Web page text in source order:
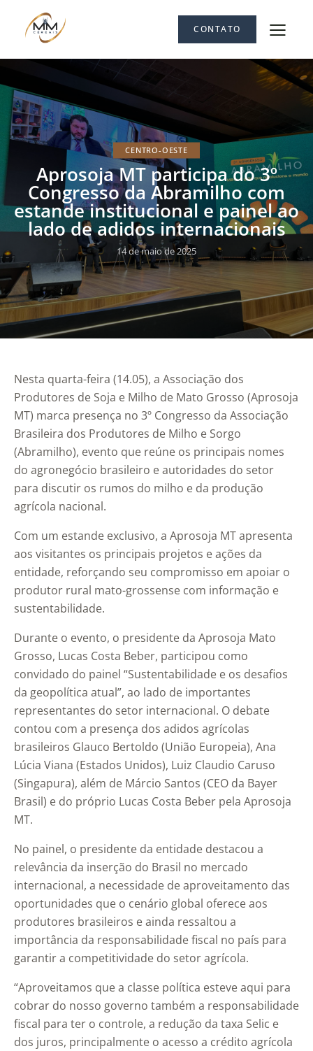
CONTATO
CENTRO-OESTE
Aprosoja MT participa do 3º
Congresso da Abramilho com
estande institucional e painel ao
lado de adidos internacionais
14 de maio de 2025
Nesta quarta-feira (14.05), a Associação dos
Produtores de Soja e Milho de Mato Grosso (Aprosoja
MT) marca presença no 3º Congresso da Associação
Brasileira dos Produtores de Milho e Sorgo
(Abramilho), evento que reúne os principais nomes
do agronegócio brasileiro e autoridades do setor
para discutir os rumos do milho e da produção
agrícola nacional.
Com um estande exclusivo, a Aprosoja MT apresenta
aos visitantes os principais projetos e ações da
entidade, reforçando seu compromisso em apoiar o
produtor rural mato-grossense com informação e
sustentabilidade.
Durante o evento, o presidente da Aprosoja Mato
Grosso, Lucas Costa Beber, participou como
convidado do painel “Sustentabilidade e os desafios
da geopolítica atual”, ao lado de importantes
representantes do setor internacional. O debate
contou com a presença dos adidos agrícolas
brasileiros Glauco Bertoldo (União Europeia), Ana
Lúcia Viana (Estados Unidos), Luiz Claudio Caruso
(Singapura), além de Márcio Santos (CEO da Bayer
Brasil) e do próprio Lucas Costa Beber pela Aprosoja
MT.
No painel, o presidente da entidade destacou a
relevância da inserção do Brasil no mercado
internacional, a necessidade de aproveitamento das
oportunidades que o cenário global oferece aos
produtores brasileiros e ainda ressaltou a
importância da responsabilidade fiscal no país para
garantir a competitividade do setor agrícola.
“Aproveitamos que a classe política esteve aqui para
cobrar do nosso governo também a responsabilidade
fiscal para ter o controle, a redução da taxa Selic e
dos juros, principalmente o acesso a crédito agrícola